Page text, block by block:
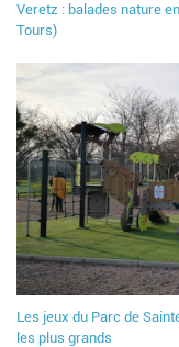
Veretz : balades nature
Tours)
Les jeux du Parc de
les plus grands